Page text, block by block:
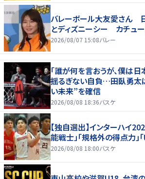
バレーボール大友愛さん
とディズニーシー カチュ
2026/08/07 15:08バレー
「誰が何を言おうが、僕は
揺るぎない自負…田臥勇太
い未来”を確信
2026/08/08 18:36バスケ
【独自選出】インターハイ
能戦士」「規格外の得点力」
2026/08/08 18:00バスケ